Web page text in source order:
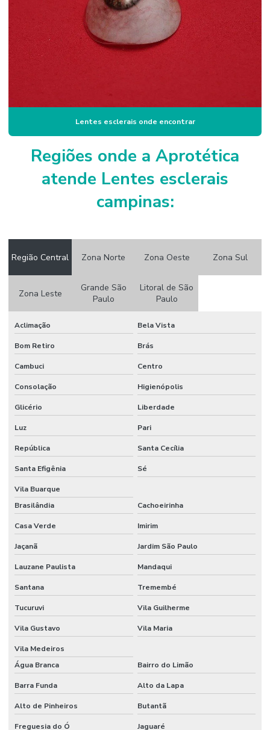
Lentes esclerais onde encontrar
Regiões onde a Aprotética
atende Lentes esclerais
campinas:
Região Central Zona Norte Zona Oeste Zona Sul
Zona Leste
Grande São
Paulo
Litoral de São
Paulo
Aclimação Bela Vista
Bom Retiro Brás
Cambuci Centro
Consolação Higienópolis
Glicério Liberdade
Luz Pari
República Santa Cecília
Santa Efigênia Sé
Vila Buarque
Brasilândia
Cachoeirinha
Casa Verde Imirim
Jaçanã Jardim São Paulo
Lauzane Paulista Mandaqui
Santana Tremembé
Tucuruvi Vila Guilherme
Vila Gustavo Vila Maria
Vila Medeiros
Água Branca
Bairro do Limão
Barra Funda Alto da Lapa
Alto de Pinheiros Butantã
Freguesia do Ó Jaguaré